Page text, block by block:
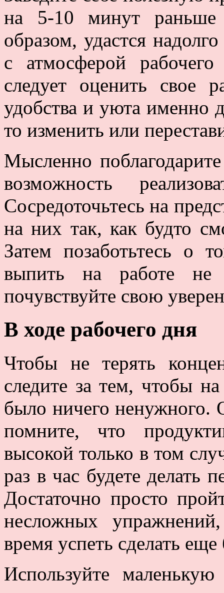
на 5-10 минут раньше
образом, удастся
с атмосферой
следует оценить свое
удобства и уюта именно
то изменить или
Мысленно
возможность
Сосредоточьтесь на
на них так, как будто
Затем позаботьтесь о
выпить на работе
почувствуйте свою
В ходе рабочего дня
Чтобы не терять
следите за тем, чтобы
было ничего ненужного.
помните, что
высокой только в том
раз в час будете делать
Достаточно просто
несложных
время успеть сделать
Используйте